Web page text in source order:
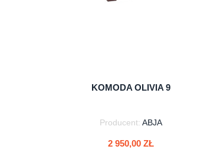
KOMODA OLIVIA 9
Producent: ABJA
2 950,00 ZŁ